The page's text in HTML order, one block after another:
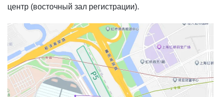
центр (восточный зал регистрации).